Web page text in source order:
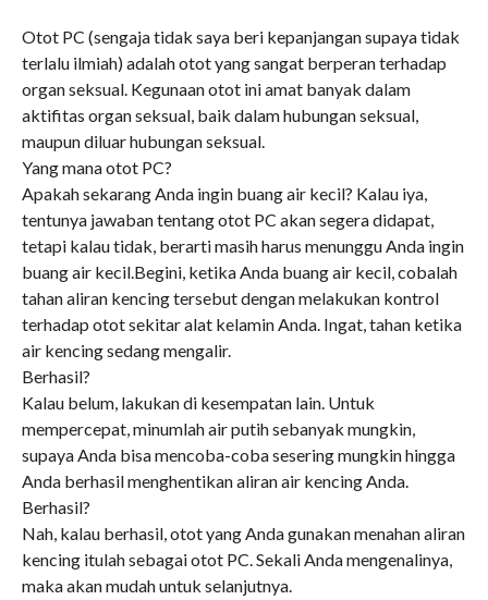
Otot PC (sengaja tidak saya beri kepanjangan supaya tidak
terlalu ilmiah) adalah otot yang sangat berperan terhadap
organ seksual. Kegunaan otot ini amat banyak dalam
aktifitas organ seksual, baik dalam hubungan seksual,
maupun diluar hubungan seksual.
Yang mana otot PC?
Apakah sekarang Anda ingin buang air kecil? Kalau iya,
tentunya jawaban tentang otot PC akan segera didapat,
tetapi kalau tidak, berarti masih harus menunggu Anda ingin
buang air kecil.Begini, ketika Anda buang air kecil, cobalah
tahan aliran kencing tersebut dengan melakukan kontrol
terhadap otot sekitar alat kelamin Anda. Ingat, tahan ketika
air kencing sedang mengalir.
Berhasil?
Kalau belum, lakukan di kesempatan lain. Untuk
mempercepat, minumlah air putih sebanyak mungkin,
supaya Anda bisa mencoba-coba sesering mungkin hingga
Anda berhasil menghentikan aliran air kencing Anda.
Berhasil?
Nah, kalau berhasil, otot yang Anda gunakan menahan aliran
kencing itulah sebagai otot PC. Sekali Anda mengenalinya,
maka akan mudah untuk selanjutnya.